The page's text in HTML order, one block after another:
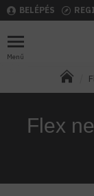
BELÉPÉS
Flex